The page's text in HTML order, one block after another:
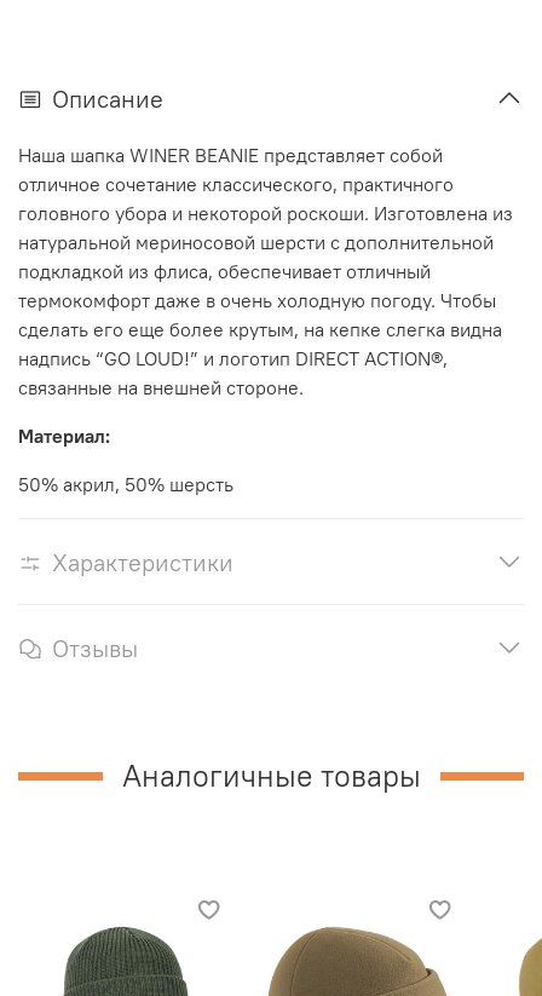
Описание
Наша шапка WINER BEANIE представляет собой
отличное сочетание классического, практичного
головного убора и некоторой роскоши. Изготовлена из
натуральной мериносовой шерсти с дополнительной
подкладкой из флиса, обеспечивает отличный
термокомфорт даже в очень холодную погоду. Чтобы
сделать его еще более крутым, на кепке слегка видна
надпись “GO LOUD!” и логотип DIRECT ACTION®,
связанные на внешней стороне.
Материал:
50% акрил, 50% шерсть
Характеристики
Отзывы
Аналогичные товары